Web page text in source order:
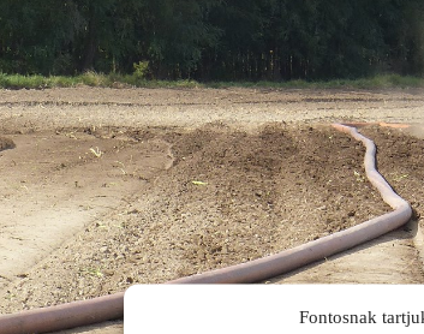
Fontosnak
HÍGTRÁGYA KEZELŐ GÉPEK
ÖNTÖZŐGÉPEK
MAGASNYOMÁSÚ TISZTÍTÓK
KOVÁCSOLTVAS
ÜZEMANYAGTARTÁLYOK ÉS
WESTERN
ZOOMLION